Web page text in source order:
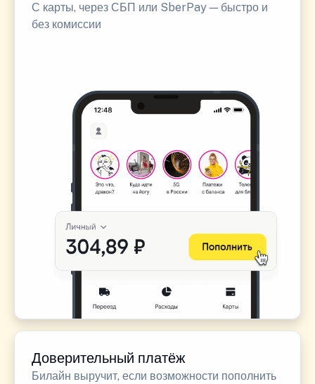
С карты, через СБП или SberPay — быстро и
без комиссии
Доверительный платёж
Билайн выручит, если возможности пополнить